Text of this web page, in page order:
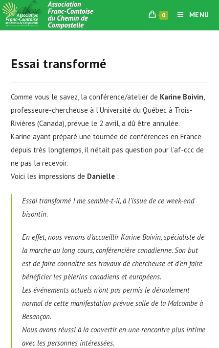
Skip
to
content
0 MENU
Essai transformé
Comme vous le savez, la conférence/atelier de Karine Boivin,
professeure-chercheuse à l’Université du Québec à Trois-
Rivières (Canada), prévue le 2 avril, a dû être annulée.
Karine ayant préparé une tournée de conférences en France
depuis très longtemps, il n’était pas question pour l’af-ccc de
ne pas la recevoir.
Voici les impressions de Danielle :
Essai transformé ! me semble-t-il, à l’issue de ce week-end
bisontin.
En effet, nous venons d’accueillir Karine Boivin, spécialiste de
la marche au long cours, conférencière canadienne. Son but
est de faire connaître ses travaux de chercheuse et d’en faire
bénéficier les pèlerins canadiens et européens.
Les événements actuels n’ont pas permis le déroulement
normal de cette manifestation prévue salle de la Malcombe à
Besançon.
Nous avons réussi à la convertir en une rencontre plus intime
avec les personnes intéressées.